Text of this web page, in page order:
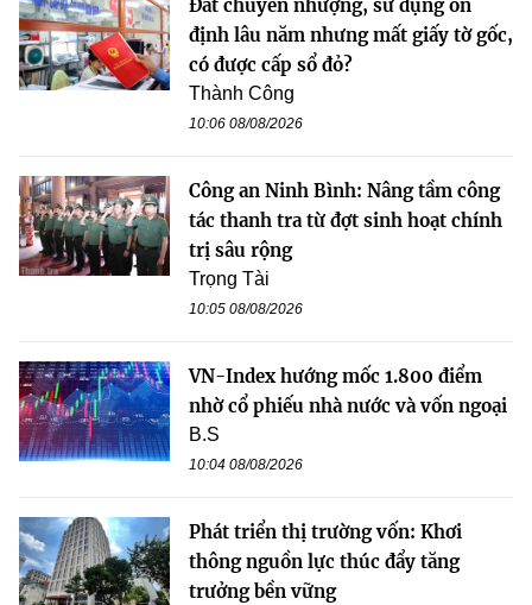
Đất chuyển nhượng, sử dụng ổn
định lâu năm nhưng mất giấy tờ gốc,
có được cấp sổ đỏ?
Thành Công
10:06 08/08/2026
Công an Ninh Bình: Nâng tầm công
tác thanh tra từ đợt sinh hoạt chính
trị sâu rộng
Trọng Tài
10:05 08/08/2026
VN-Index hướng mốc 1.800 điểm
nhờ cổ phiếu nhà nước và vốn ngoại
B.S
10:04 08/08/2026
Phát triển thị trường vốn: Khơi
thông nguồn lực thúc đẩy tăng
trưởng bền vững